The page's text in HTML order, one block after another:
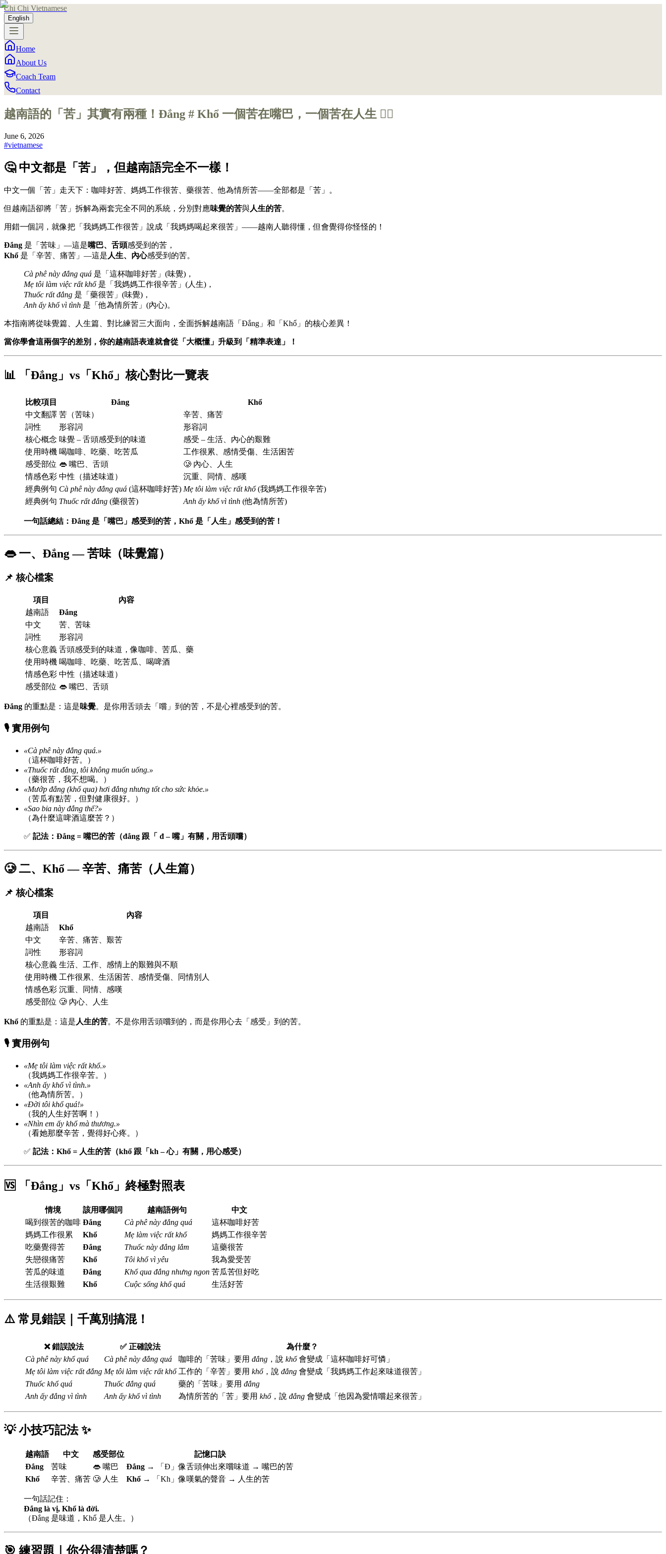
Chi Chi Vietnamese
English
Home
About Us
Coach Team
Contact
越南語的「苦」其實有兩種！Đắng # Khổ 一個苦在嘴巴，一個苦在人生 😵‍💫
June 6, 2026
#vietnamese
🤔 中文都是「苦」，但越南語完全不一樣！
中文一個「苦」走天下：咖啡好苦、媽媽工作很苦、藥很苦、他為情所苦——全部都是「苦」。
但越南語卻將「苦」拆解為兩套完全不同的系統，分別對應味覺的苦與人生的苦。
用錯一個詞，就像把「我媽媽工作很苦」說成「我媽媽喝起來很苦」——越南人聽得懂，但會覺得你怪怪的！
Đắng 是「苦味」—這是嘴巴、舌頭感受到的苦，
Khổ 是「辛苦、痛苦」—這是 人生、內心感受到的苦。
Cà phê này đắng quá 是「這杯咖啡好苦」(味覺)，
Mẹ tôi làm việc rất khổ是「我媽媽工作很辛苦」(人生)，
Thuốc rất đắng 是「藥很苦」(味覺)，
Anh ấy khổ vì tình 是「他為情所苦」(內心)。
本指南將從味覺篇、人生篇、對比練習三大面向，全面拆解越南語「Đắng」和「Khổ」的核心差異！
當你學會這兩個字的差別，你的越南語表達就會從「大概懂」升級到「精準表達」！
📊 「Đắng」vs「Khổ」核心對比一覽表
比較項目 Đắng
Khổ
中文翻譯 苦（苦味）
辛苦、痛苦
詞性
形容詞
形容詞
核心概念 味覺 – 舌頭感受到的味道
感受 – 生活、內心的艱難
使用時機 喝咖啡、吃藥、吃苦瓜
工作很累、感情受傷、生活困苦
感受部位 👄 嘴巴、舌頭
🥲 內心、人生
情感色彩 中性（描述味道）
沉重、同情、感嘆
經典例句 Cà phê này đắng quá (這杯咖啡好苦) Mẹ tôi làm việc rất khổ(我媽媽工作很辛苦)
經典例句 Thuốc rất đắng (藥很苦) Anh ấy khổ vì tình (他為情所苦)
一句話總結：Đắng 是「嘴巴」感受到的苦，Khổ 是「人生」感受到的苦！
👄 一、Đắng — 苦味（味覺篇）
📌 核心檔案
項目
內容
越南語
Đắng
中文
苦、苦味
詞性
形容詞
核心意義 舌頭感受到的味道，像咖啡、苦瓜、藥
使用時機 喝咖啡、吃藥、吃苦瓜、喝啤酒
情感色彩 中性（描述味道）
感受部位 👄 嘴巴、舌頭
Đắng 的重點是：這是味覺。是你用舌頭去「嚐」到的苦，不是心裡感受到的苦。
🎙️ 實用例句
«Cà phê này đắng quá.»
（這杯咖啡好苦。）
«Thuốc rất đắng, tôi không muốn uống.»
（藥很苦，我不想喝。）
«Mướp đắng (khổ qua) hơi đắng nhưng tốt cho sức khỏe.»
（苦瓜有點苦，但對健康很好。）
«Sao bia này đắng thế?»
（為什麼這啤酒這麼苦？）
✅ 記法：Đắng = 嘴巴的苦（đắng 跟「 đ – 嘴」有關，用舌頭嚐）
🥲 二、Khổ — 辛苦、痛苦（人生篇）
📌 核心檔案
項目
內容
越南語
Khổ
中文
辛苦、痛苦、艱苦
詞性
形容詞
核心意義 生活、工作、感情上的艱難與不順
使用時機 工作很累、生活困苦、感情受傷、同情別人
情感色彩 沉重、同情、感嘆
感受部位 🥲 內心、人生
Khổ 的重點是：這是 人生的苦。不是你用舌頭嚐到的，而是你用心去「感受」到的苦。
🎙️ 實用例句
«Mẹ tôi làm việc rất khổ.»
（我媽媽工作很辛苦。）
«Anh ấy khổ vì tình.»
（他為情所苦。）
«Đời tôi khổ quá!»
（我的人生好苦啊！）
«Nhìn em ấy khổ mà thương.»
（看她那麼辛苦，覺得好心疼。）
✅ 記法：Khổ = 人生的苦（khổ 跟「kh – 心」有關，用心感受）
🆚 「Đắng」vs「Khổ」終極對照表
情境 該用哪個詞 越南語例句
中文
喝到很苦的咖啡 Đắng Cà phê này đắng quá
這杯咖啡好苦
媽媽工作很累
Khổ Mẹ làm việc rất khổ
媽媽工作很辛苦
吃藥覺得苦
Đắng Thuốc này đắng lắm
這藥很苦
失戀很痛苦
Khổ Tôi khổ vì yêu
我為愛受苦
苦瓜的味道
Đắng Khổ qua đắng nhưng ngon 苦瓜苦但好吃
生活很艱難
Khổ Cuộc sống khổ quá 生活好苦
⚠️ 常見錯誤｜千萬別搞混！
❌ 錯誤說法 ✅ 正確說法
為什麼？
Cà phê này khổ quá
Cà phê này đắng quá 咖啡的「苦味」要用 đắng ，說 khổ會變成「這杯咖啡好可憐」
Mẹ tôi làm việc rất đắng Mẹ tôi làm việc rất khổ 工作的「辛苦」要用 khổ，說 đắng 會變成「我媽媽工作起來味道很苦」
Thuốc khổ quá
Thuốc đắng quá 藥的「苦味」要用 đắng
Anh ấy đắng vì tình
Anh ấy khổ vì tình 為情所苦的「苦」要用 khổ，說 đắng 會變成「他因為愛情嚐起來很苦」
💡 小技巧記法 ✨
越南語 中文 感受部位
記憶口訣
Đắng
苦味 👄 嘴巴 Đắng → 「Đ」像舌頭伸出來嚐味道 → 嘴巴的苦
Khổ
辛苦、痛苦 🥲 人生 Khổ → 「Kh」像嘆氣的聲音 → 人生的苦
一句話記住：
Đắng là vị, Khổ là đời.
（Đắng 是味道，Khổ 是人生。）
🎯 練習題｜你分得清楚嗎？